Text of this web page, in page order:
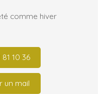
comme hiver
81 10 36
un mail